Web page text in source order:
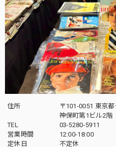
住所
〒101-0051 東京
神保町第1ビル2階
TEL
03-5280-5911
営業時間
12:00-18:00
定休日
不定休